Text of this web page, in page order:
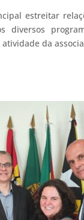
estreitar
diversos
da